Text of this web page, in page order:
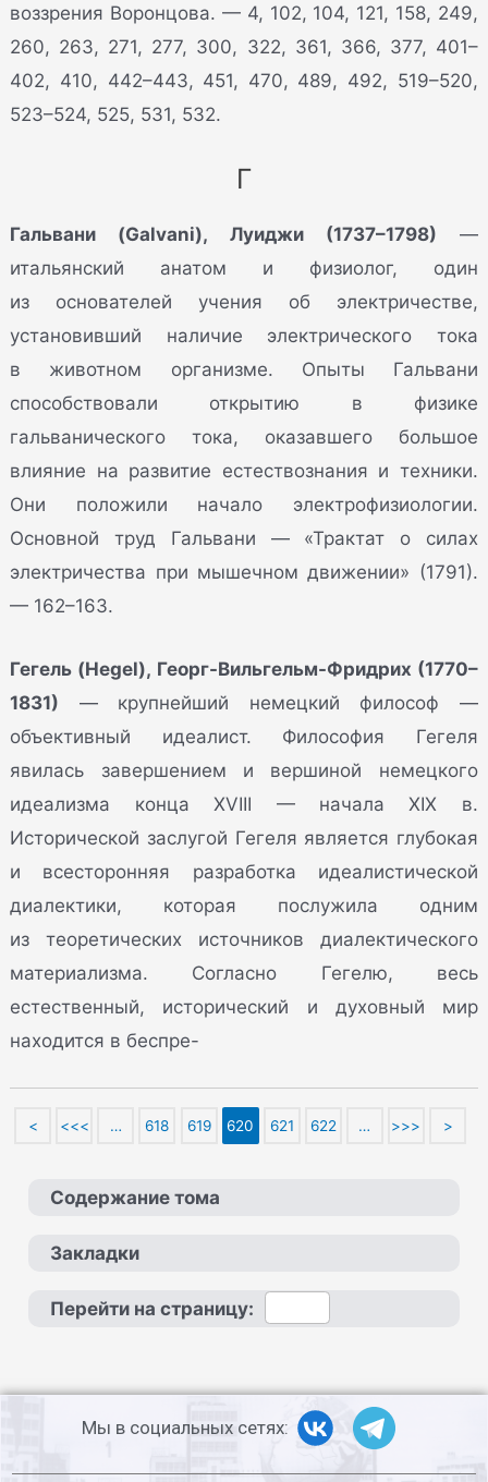
воззрения Воронцова. — 4, 102, 104, 121, 158, 249,
260, 263, 271, 277, 300, 322, 361, 366, 377, 401–
402, 410, 442–443, 451, 470, 489, 492, 519–520,
523–524, 525, 531, 532.
Г
Гальвани (Galvani), Луиджи (1737–1798) —
итальянский анатом и физиолог, один
из основателей учения об электричестве,
установивший наличие электрического тока
в животном организме. Опыты Гальвани
способствовали открытию в физике
гальванического тока, оказавшего большое
влияние на развитие естествознания и техники.
Они положили начало электрофизиологии.
Основной труд Гальвани — «Трактат о силах
электричества при мышечном движении» (1791).
— 162–163.
Гегель (Hegel), Георг-Вильгельм-Фридрих (1770–
1831) — крупнейший немецкий философ —
объективный идеалист. Философия Гегеля
явилась завершением и вершиной немецкого
идеализма конца XVIII — начала XIX в.
Исторической заслугой Гегеля является глубокая
и всесторонняя разработка идеалистической
диалектики, которая послужила одним
из теоретических источников диалектического
материализма. Согласно Гегелю, весь
естественный, исторический и духовный мир
находится в беспре-
< <<< … 618 619 620 621 622 … >>> >
Содержание тома
Закладки
Перейти на страницу:
Мы в социальных сетях: